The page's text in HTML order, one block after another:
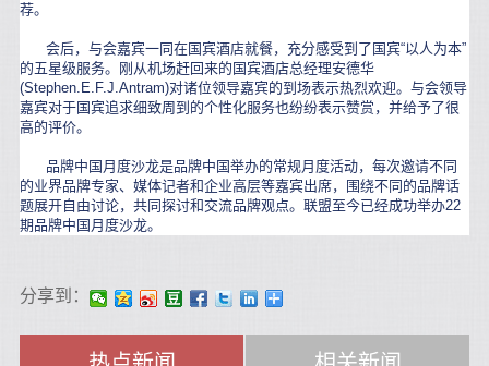
荐。
会后，与会嘉宾一同在国宾酒店就餐，充分感受到了国宾“以人为本”
的五星级服务。刚从机场赶回来的国宾酒店总经理安德华
(Stephen.E.F.J.Antram)对诸位领导嘉宾的到场表示热烈欢迎。与会领导
嘉宾对于国宾追求细致周到的个性化服务也纷纷表示赞赏，并给予了很
高的评价。
品牌中国月度沙龙是品牌中国举办的常规月度活动，每次邀请不同
的业界品牌专家、媒体记者和企业高层等嘉宾出席，围绕不同的品牌话
题展开自由讨论，共同探讨和交流品牌观点。联盟至今已经成功举办22
期品牌中国月度沙龙。
分享到：